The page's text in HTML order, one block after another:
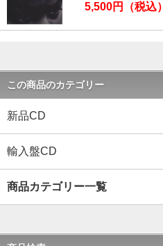
5,500円（税込）
この商品のカテゴリー
新品CD
輸入盤CD
商品カテゴリー一覧